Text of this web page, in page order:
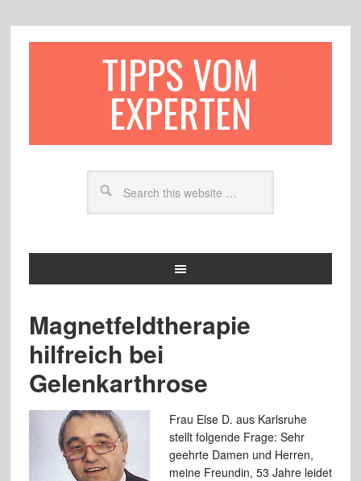
TIPPS VOM
EXPERTEN
Magnetfeldtherapie
hilfreich bei
Gelenkarthrose
Frau Else D. aus Karlsruhe
stellt folgende Frage: Sehr
geehrte Damen und Herren,
meine Freundin, 53 Jahre leidet